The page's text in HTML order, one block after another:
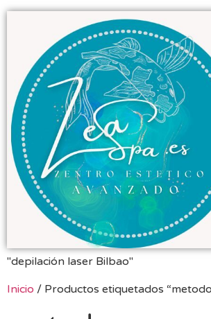
"depilación laser Bilbao"
Inicio / Productos etiquetados